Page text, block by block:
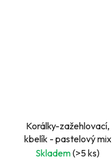
Korálky-zažehlovací,
kbelík - pastelový mix
10.000 ks
Skladem(>5 ks)